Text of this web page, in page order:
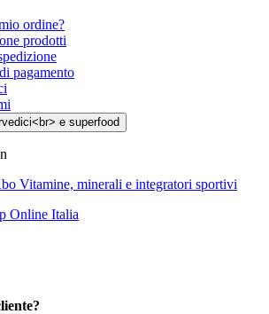
ordine?
prodotti
pagamento
Vitamine, minerali e integratori sportivi